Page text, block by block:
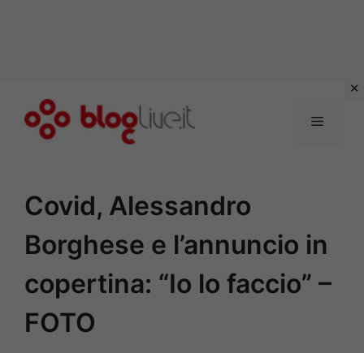
Menu
Covid, Alessandro
Borghese e l’annuncio in
copertina: “Io lo faccio” –
FOTO